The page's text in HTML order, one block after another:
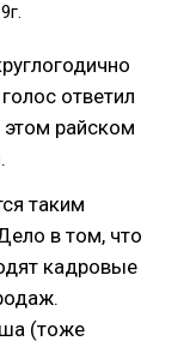
ответил
этом райском
таким
в том, что
кадровые
(тоже